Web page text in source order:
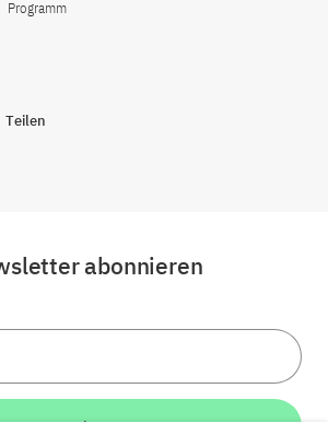
Programm
Teilen
abonnieren
Weiter